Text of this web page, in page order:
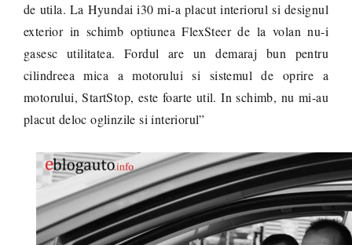
de utila. La Hyundai i30 mi-a placut interiorul si designul
exterior in schimb optiunea FlexSteer de la volan nu-i
gasesc utilitatea. Fordul are un demaraj bun pentru
cilindreea mica a motorului si sistemul de oprire a
motorului, StartStop, este foarte util. In schimb, nu mi-au
placut deloc oglinzile si interiorul”